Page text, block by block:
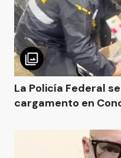
La Policía Federal
cargamento en